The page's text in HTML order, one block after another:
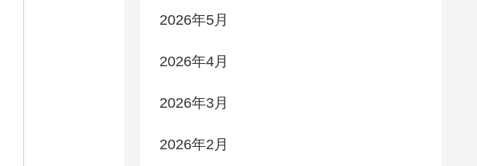
2026年5月
2026年4月
2026年3月
2026年2月